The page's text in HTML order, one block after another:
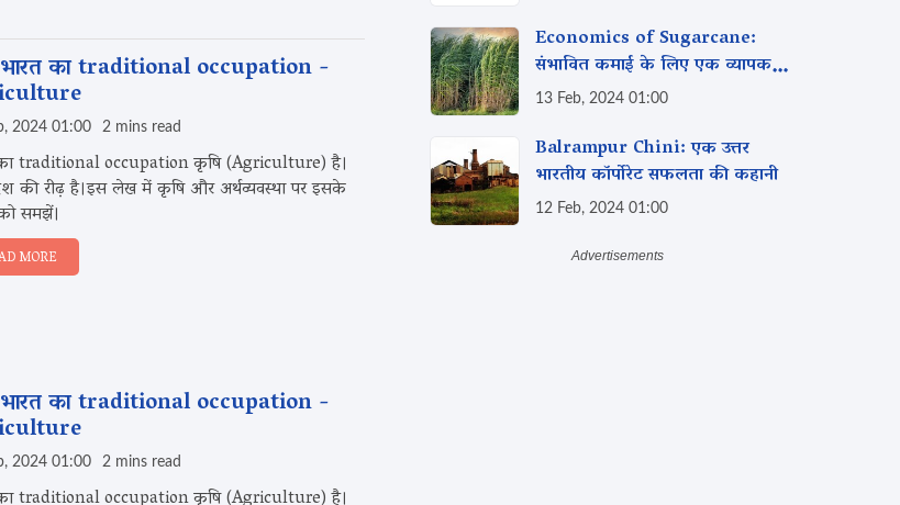
भारत का traditional occupation -
2024 01:00 2 mins read
traditional occupation कृषि (Agriculture) है।
की रीढ़ है।इस लेख में कृषि और अर्थव्यवस्था पर इसके
समझें।
MORE
भारत का traditional occupation -
2024 01:00 2 mins read
Economics of Sugarcane:
संभावित कमाई के लिए एक व्यापक
मार्गदर्शिका
13 Feb, 2024 01:00
Balrampur Chini: एक उत्तर
भारतीय कॉर्पोरेट सफलता की कहानी
12 Feb, 2024 01:00